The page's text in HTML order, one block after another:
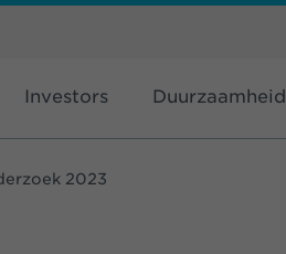
Investors Duurzaamheid
2023